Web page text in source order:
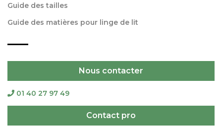
Guide des tailles
Guide des matières pour linge de lit
Nous contacter
01 40 27 97 49
Contact pro